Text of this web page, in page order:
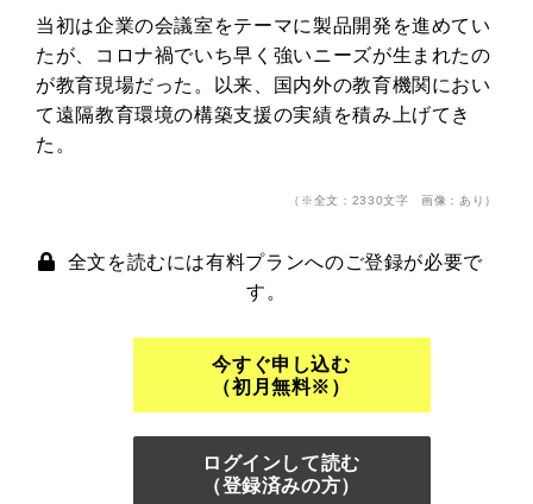
当初は企業の会議室をテーマに製品開発を進めてい
たが、コロナ禍でいち早く強いニーズが生まれたの
が教育現場だった。以来、国内外の教育機関におい
て遠隔教育環境の構築支援の実績を積み上げてき
た。
（※全文：2330文字 画像：あり）
全文を読むには有料プランへのご登録が必要で
す。
今すぐ申し込む
（初月無料※）
ログインして読む
（登録済みの方）